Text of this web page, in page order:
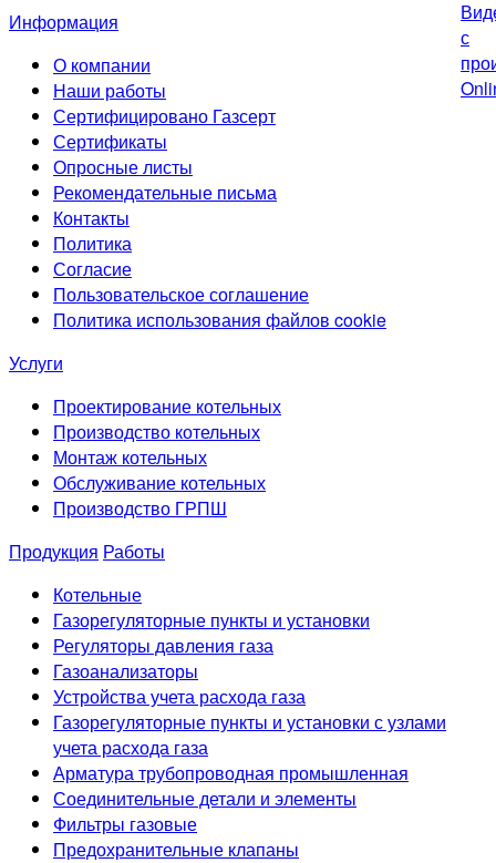
Информация
О компании
Наши работы
Сертифицировано Газсерт
Сертификаты
Опросные листы
Рекомендательные письма
Контакты
Политика
Согласие
Пользовательское соглашение
Политика использования файлов cookie
Услуги
Проектирование котельных
Производство котельных
Монтаж котельных
Обслуживание котельных
Производство ГРПШ
Продукция Работы
Котельные
Газорегуляторные пункты и установки
Регуляторы давления газа
Газоанализаторы
Устройства учета расхода газа
Газорегуляторные пункты и установки с узлами
учета расхода газа
Арматура трубопроводная промышленная
Соединительные детали и элементы
Фильтры газовые
Предохранительные клапаны